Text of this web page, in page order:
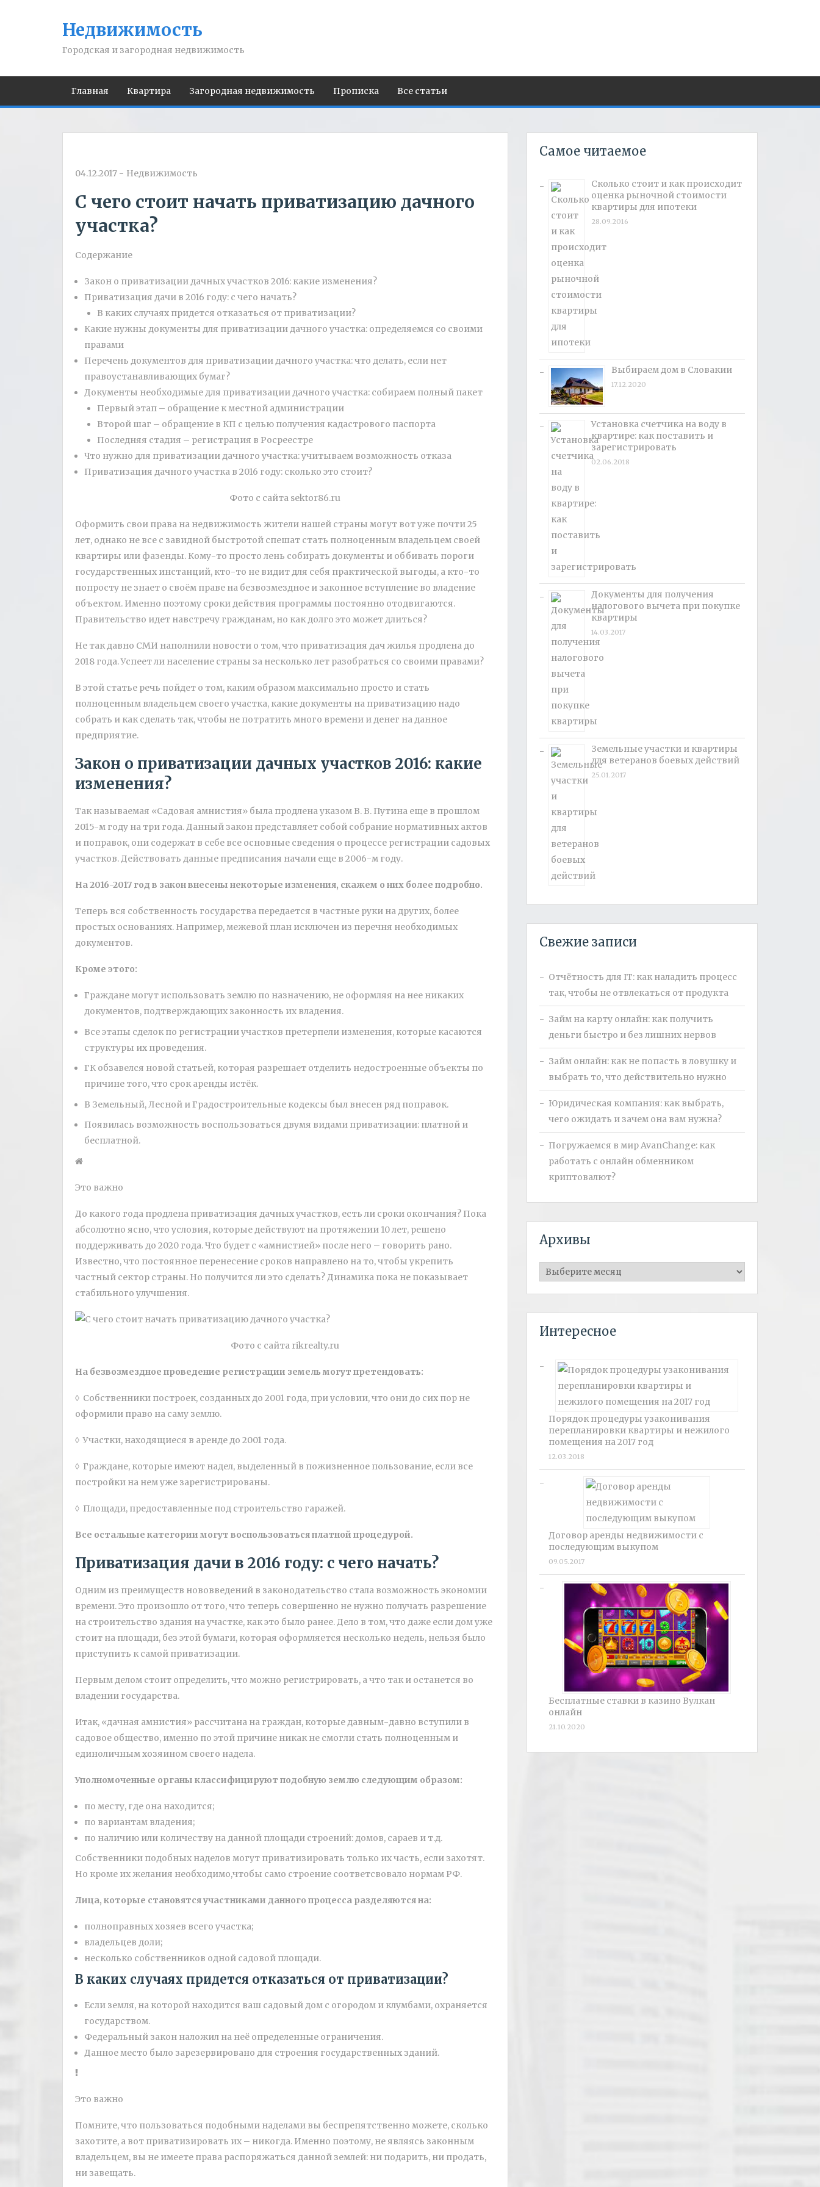
Недвижимость
Городская и загородная недвижимость
Главная Квартира Загородная недвижимость Прописка Все статьи
04.12.2017 - Недвижимость
С чего стоит начать приватизацию дачного
участка?
Содержание
Закон о приватизации дачных участков 2016: какие изменения?
Приватизация дачи в 2016 году: с чего начать?
В каких случаях придется отказаться от приватизации?
Какие нужны документы для приватизации дачного участка: определяемся со своими
правами
Перечень документов для приватизации дачного участка: что делать, если нет
правоустанавливающих бумаг?
Документы необходимые для приватизации дачного участка: собираем полный пакет
Первый этап – обращение к местной администрации
Второй шаг – обращение в КП с целью получения кадастрового паспорта
Последняя стадия – регистрация в Росреестре
Что нужно для приватизации дачного участка: учитываем возможность отказа
Приватизация дачного участка в 2016 году: сколько это стоит?
Фото с сайта sektor86.ru
Оформить свои права на недвижимость жители нашей страны могут вот уже почти 25
лет, однако не все с завидной быстротой спешат стать полноценным владельцем своей
квартиры или фазенды. Кому-то просто лень собирать документы и оббивать пороги
государственных инстанций, кто-то не видит для себя практической выгоды, а кто-то
попросту не знает о своём праве на безвозмездное и законное вступление во владение
объектом. Именно поэтому сроки действия программы постоянно отодвигаются.
Правительство идет навстречу гражданам, но как долго это может длиться?
Не так давно СМИ наполнили новости о том, что приватизация дач жилья продлена до
2018 года. Успеет ли население страны за несколько лет разобраться со своими правами?
В этой статье речь пойдет о том, каким образом максимально просто и стать
полноценным владельцем своего участка, какие документы на приватизацию надо
собрать и как сделать так, чтобы не потратить много времени и денег на данное
предприятие.
Закон о приватизации дачных участков 2016: какие
изменения?
Так называемая «Садовая амнистия» была продлена указом В. В. Путина еще в прошлом
2015-м году на три года. Данный закон представляет собой собрание нормативных актов
и поправок, они содержат в себе все основные сведения о процессе регистрации садовых
участков. Действовать данные предписания начали еще в 2006-м году.
На 2016-2017 год в закон внесены некоторые изменения, скажем о них более подробно.
Теперь вся собственность государства передается в частные руки на других, более
простых основаниях. Например, межевой план исключен из перечня необходимых
документов.
Кроме этого:
Граждане могут использовать землю по назначению, не оформляя на нее никаких
документов, подтверждающих законность их владения.
Все этапы сделок по регистрации участков претерпели изменения, которые касаются
структуры их проведения.
ГК обзавелся новой статьей, которая разрешает отделить недостроенные объекты по
причине того, что срок аренды истёк.
В Земельный, Лесной и Градостроительные кодексы был внесен ряд поправок.
Появилась возможность воспользоваться двумя видами приватизации: платной и
бесплатной.
Это важно
До какого года продлена приватизация дачных участков, есть ли сроки окончания? Пока
абсолютно ясно, что условия, которые действуют на протяжении 10 лет, решено
поддерживать до 2020 года. Что будет с «амнистией» после него – говорить рано.
Известно, что постоянное перенесение сроков направлено на то, чтобы укрепить
частный сектор страны. Но получится ли это сделать? Динамика пока не показывает
стабильного улучшения.
Фото с сайта rikrealty.ru
На безвозмездное проведение регистрации земель могут претендовать:
◊ Собственники построек, созданных до 2001 года, при условии, что они до сих пор не
оформили право на саму землю.
◊ Участки, находящиеся в аренде до 2001 года.
◊ Граждане, которые имеют надел, выделенный в пожизненное пользование, если все
постройки на нем уже зарегистрированы.
◊ Площади, предоставленные под строительство гаражей.
Все остальные категории могут воспользоваться платной процедурой.
Приватизация дачи в 2016 году: с чего начать?
Одним из преимуществ нововведений в законодательство стала возможность экономии
времени. Это произошло от того, что теперь совершенно не нужно получать разрешение
на строительство здания на участке, как это было ранее. Дело в том, что даже если дом уже
стоит на площади, без этой бумаги, которая оформляется несколько недель, нельзя было
приступить к самой приватизации.
Первым делом стоит определить, что можно регистрировать, а что так и останется во
владении государства.
Итак, «дачная амнистия» рассчитана на граждан, которые давным-давно вступили в
садовое общество, именно по этой причине никак не смогли стать полноценным и
единоличным хозяином своего надела.
Уполномоченные органы классифицируют подобную землю следующим образом:
по месту, где она находится;
по вариантам владения;
по наличию или количеству на данной площади строений: домов, сараев и т.д.
Собственники подобных наделов могут приватизировать только их часть, если захотят.
Но кроме их желания необходимо,чтобы само строение соответсвовало нормам РФ.
Лица, которые становятся участниками данного процесса разделяются на:
полноправных хозяев всего участка;
владельцев доли;
несколько собственников одной садовой площади.
В каких случаях придется отказаться от приватизации?
Если земля, на которой находится ваш садовый дом с огородом и клумбами, охраняется
государством.
Федеральный закон наложил на неё определенные ограничения.
Данное место было зарезервировано для строения государственных зданий.
Это важно
Помните, что пользоваться подобными наделами вы беспрепятственно можете, сколько
захотите, а вот приватизировать их – никогда. Именно поэтому, не являясь законным
владельцем, вы не имеете права распоряжаться данной землей: ни подарить, ни продать,
ни завещать.
Самое читаемое
Сколько стоит и как происходит
оценка рыночной стоимости
квартиры для ипотеки
28.09.2016
Выбираем дом в Словакии
17.12.2020
Установка счетчика на воду в
квартире: как поставить и
зарегистрировать
02.06.2018
Документы для получения
налогового вычета при покупке
квартиры
14.03.2017
Земельные участки и квартиры
для ветеранов боевых действий
25.01.2017
Свежие записи
Отчётность для IT: как наладить процесс
так, чтобы не отвлекаться от продукта
Займ на карту онлайн: как получить
деньги быстро и без лишних нервов
Займ онлайн: как не попасть в ловушку и
выбрать то, что действительно нужно
Юридическая компания: как выбрать,
чего ожидать и зачем она вам нужна?
Погружаемся в мир AvanChange: как
работать с онлайн обменником
криптовалют?
Архивы
Архивы
Интересное
Порядок процедуры узаконивания
перепланировки квартиры и нежилого
помещения на 2017 год
12.03.2018
Договор аренды недвижимости с
последующим выкупом
09.05.2017
Бесплатные ставки в казино Вулкан
онлайн
21.10.2020